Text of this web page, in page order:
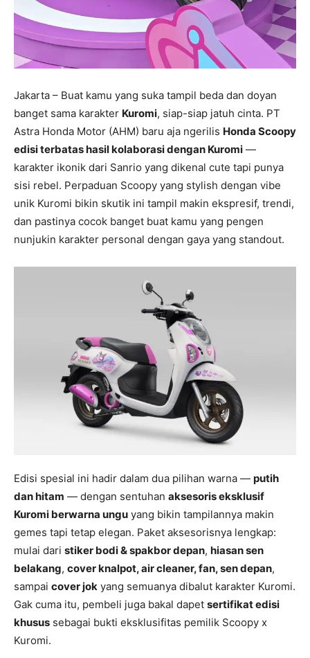
Jakarta – Buat kamu yang suka tampil beda dan doyan
banget sama karakter Kuromi, siap-siap jatuh cinta. PT
Astra Honda Motor (AHM) baru aja ngerilis Honda Scoopy
edisi terbatas hasil kolaborasi dengan Kuromi —
karakter ikonik dari Sanrio yang dikenal cute tapi punya
sisi rebel. Perpaduan Scoopy yang stylish dengan vibe
unik Kuromi bikin skutik ini tampil makin ekspresif, trendi,
dan pastinya cocok banget buat kamu yang pengen
nunjukin karakter personal dengan gaya yang standout.
Edisi spesial ini hadir dalam dua pilihan warna — putih
dan hitam — dengan sentuhan aksesoris eksklusif
Kuromi berwarna ungu yang bikin tampilannya makin
gemes tapi tetap elegan. Paket aksesorisnya lengkap:
mulai dari stiker bodi & spakbor depan, hiasan sen
belakang, cover knalpot, air cleaner, fan, sen depan,
sampai cover jok yang semuanya dibalut karakter Kuromi.
Gak cuma itu, pembeli juga bakal dapet sertifikat edisi
khusus sebagai bukti eksklusifitas pemilik Scoopy x
Kuromi.